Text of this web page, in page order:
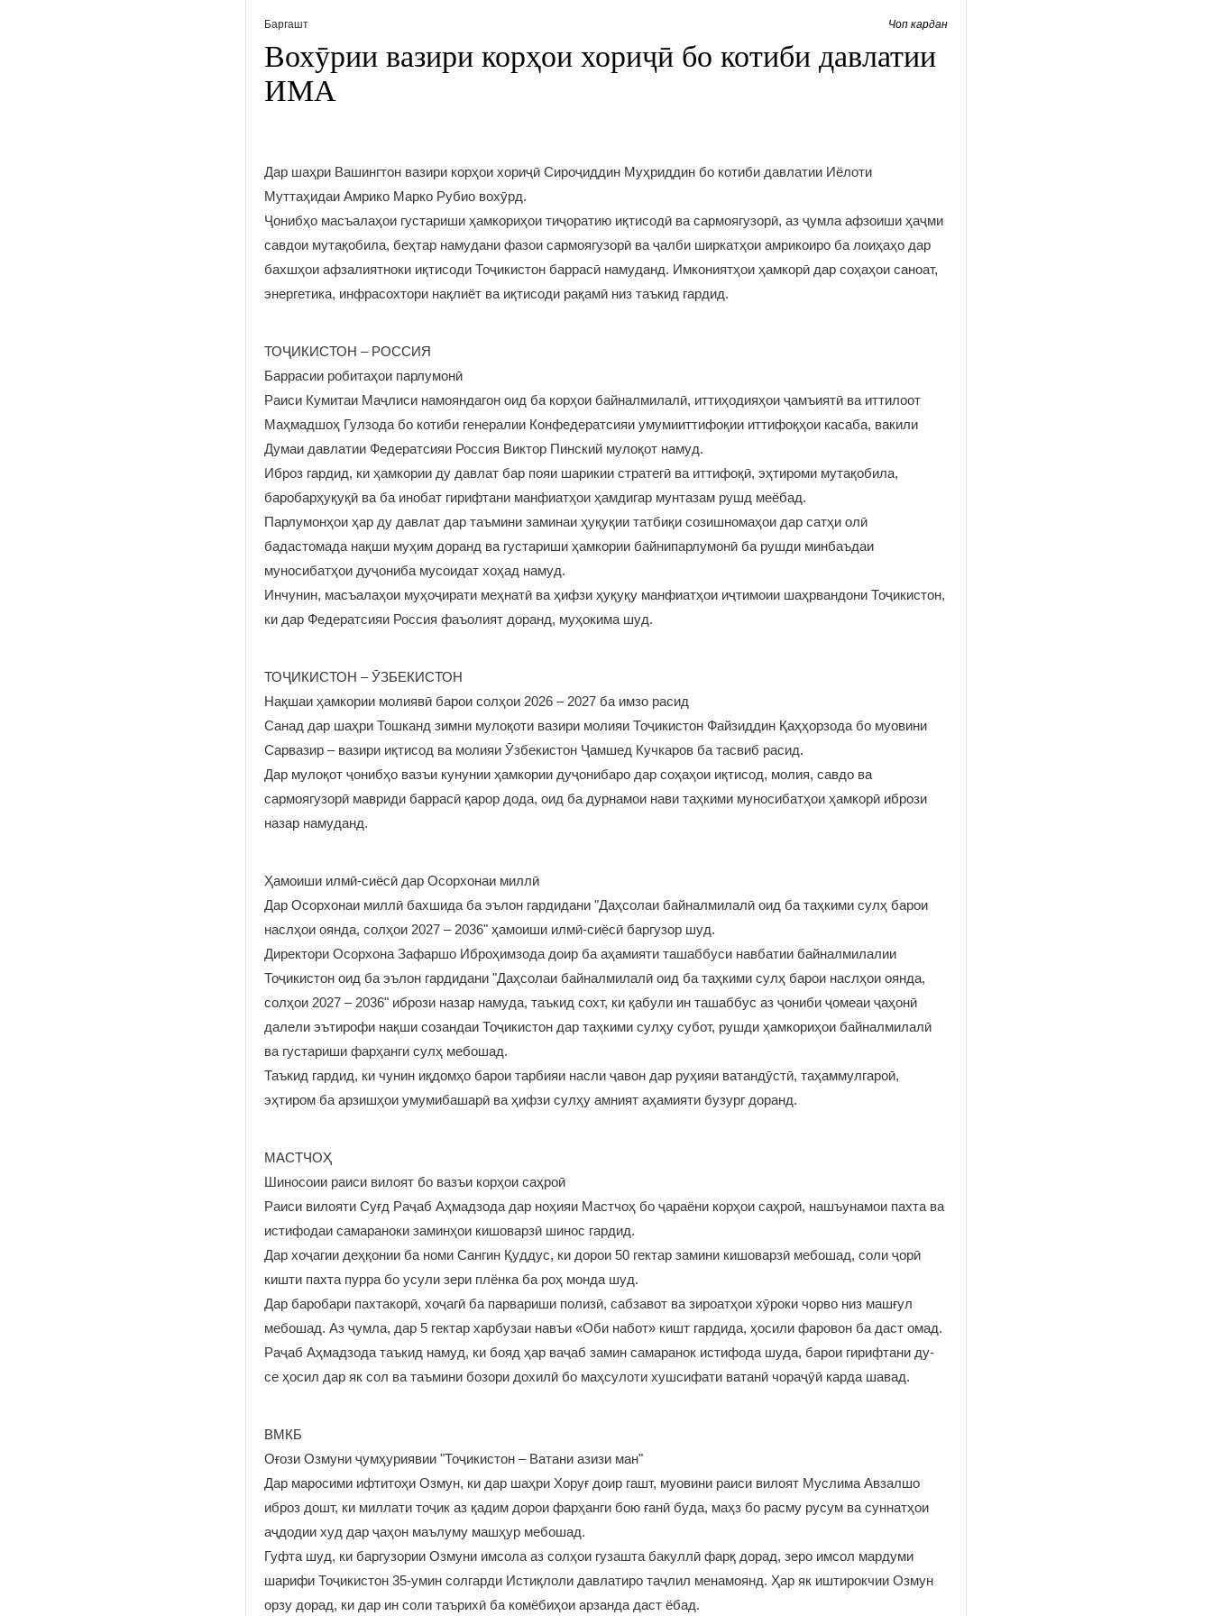
Баргашт Чоп кардан
Вохӯрии вазири корҳои хориҷӣ бо котиби давлатии
ИМА
Дар шаҳри Вашингтон вазири корҳои хориҷӣ Сироҷиддин Муҳриддин бо котиби давлатии Иёлоти
Муттаҳидаи Амрико Марко Рубио вохӯрд.
Ҷонибҳо масъалаҳои густариши ҳамкориҳои тиҷоратию иқтисодӣ ва сармоягузорӣ, аз ҷумла афзоиши ҳаҷми
савдои мутақобила, беҳтар намудани фазои сармоягузорӣ ва ҷалби ширкатҳои амрикоиро ба лоиҳаҳо дар
бахшҳои афзалиятноки иқтисоди Тоҷикистон баррасӣ намуданд. Имкониятҳои ҳамкорӣ дар соҳаҳои саноат,
энергетика, инфрасохтори нақлиёт ва иқтисоди рақамӣ низ таъкид гардид.
ТОҶИКИСТОН – РОССИЯ
Баррасии робитаҳои парлумонӣ
Раиси Кумитаи Маҷлиси намояндагон оид ба корҳои байналмилалӣ, иттиҳодияҳои ҷамъиятӣ ва иттилоот
Маҳмадшоҳ Гулзода бо котиби генералии Конфедератсияи умумииттифоқии иттифоқҳои касаба, вакили
Думаи давлатии Федератсияи Россия Виктор Пинский мулоқот намуд.
Иброз гардид, ки ҳамкории ду давлат бар пояи шарикии стратегӣ ва иттифоқӣ, эҳтироми мутақобила,
баробарҳуқуқӣ ва ба инобат гирифтани манфиатҳои ҳамдигар мунтазам рушд меёбад.
Парлумонҳои ҳар ду давлат дар таъмини заминаи ҳуқуқии татбиқи созишномаҳои дар сатҳи олӣ
бадастомада нақши муҳим доранд ва густариши ҳамкории байнипарлумонӣ ба рушди минбаъдаи
муносибатҳои дуҷониба мусоидат хоҳад намуд.
Инчунин, масъалаҳои муҳоҷирати меҳнатӣ ва ҳифзи ҳуқуқу манфиатҳои иҷтимоии шаҳрвандони Тоҷикистон,
ки дар Федератсияи Россия фаъолият доранд, муҳокима шуд.
ТОҶИКИСТОН – ӮЗБЕКИСТОН
Нақшаи ҳамкории молиявӣ барои солҳои 2026 – 2027 ба имзо расид
Санад дар шаҳри Тошканд зимни мулоқоти вазири молияи Тоҷикистон Файзиддин Қаҳҳорзода бо муовини
Сарвазир – вазири иқтисод ва молияи Ӯзбекистон Ҷамшед Кучкаров ба тасвиб расид.
Дар мулоқот ҷонибҳо вазъи кунунии ҳамкории дуҷонибаро дар соҳаҳои иқтисод, молия, савдо ва
сармоягузорӣ мавриди баррасӣ қарор дода, оид ба дурнамои нави таҳкими муносибатҳои ҳамкорӣ ибрози
назар намуданд.
Ҳамоиши илмӣ-сиёсӣ дар Осорхонаи миллӣ
Дар Осорхонаи миллӣ бахшида ба эълон гардидани "Даҳсолаи байналмилалӣ оид ба таҳкими сулҳ барои
наслҳои оянда, солҳои 2027 – 2036" ҳамоиши илмӣ-сиёсӣ баргузор шуд.
Директори Осорхона Зафаршо Иброҳимзода доир ба аҳамияти ташаббуси навбатии байналмилалии
Тоҷикистон оид ба эълон гардидани "Даҳсолаи байналмилалӣ оид ба таҳкими сулҳ барои наслҳои оянда,
солҳои 2027 – 2036" ибрози назар намуда, таъкид сохт, ки қабули ин ташаббус аз ҷониби ҷомеаи ҷаҳонӣ
далели эътирофи нақши созандаи Тоҷикистон дар таҳкими сулҳу субот, рушди ҳамкориҳои байналмилалӣ
ва густариши фарҳанги сулҳ мебошад.
Таъкид гардид, ки чунин иқдомҳо барои тарбияи насли ҷавон дар руҳияи ватандӯстӣ, таҳаммулгароӣ,
эҳтиром ба арзишҳои умумибашарӣ ва ҳифзи сулҳу амният аҳамияти бузург доранд.
МАСТЧОҲ
Шиносоии раиси вилоят бо вазъи корҳои саҳроӣ
Раиси вилояти Суғд Раҷаб Аҳмадзода дар ноҳияи Мастчоҳ бо ҷараёни корҳои саҳроӣ, нашъунамои пахта ва
истифодаи самараноки заминҳои кишоварзӣ шинос гардид.
Дар хоҷагии деҳқонии ба номи Сангин Қуддус, ки дорои 50 гектар замини кишоварзӣ мебошад, соли ҷорӣ
кишти пахта пурра бо усули зери плёнка ба роҳ монда шуд.
Дар баробари пахтакорӣ, хоҷагӣ ба парвариши полизӣ, сабзавот ва зироатҳои хӯроки чорво низ машғул
мебошад. Аз ҷумла, дар 5 гектар харбузаи навъи «Оби набот» кишт гардида, ҳосили фаровон ба даст омад.
Раҷаб Аҳмадзода таъкид намуд, ки бояд ҳар ваҷаб замин самаранок истифода шуда, барои гирифтани ду-
се ҳосил дар як сол ва таъмини бозори дохилӣ бо маҳсулоти хушсифати ватанӣ чораҷӯӣ карда шавад.
ВМКБ
Оғози Озмуни ҷумҳуриявии "Тоҷикистон – Ватани азизи ман"
Дар маросими ифтитоҳи Озмун, ки дар шаҳри Хоруғ доир гашт, муовини раиси вилоят Муслима Авзалшо
иброз дошт, ки миллати тоҷик аз қадим дорои фарҳанги бою ғанӣ буда, маҳз бо расму русум ва суннатҳои
аҷдодии худ дар ҷаҳон маълуму машҳур мебошад.
Гуфта шуд, ки баргузории Озмуни имсола аз солҳои гузашта бакуллӣ фарқ дорад, зеро имсол мардуми
шарифи Тоҷикистон 35-умин солгарди Истиқлоли давлатиро таҷлил менамоянд. Ҳар як иштирокчии Озмун
орзу дорад, ки дар ин соли таърихӣ ба комёбиҳои арзанда даст ёбад.